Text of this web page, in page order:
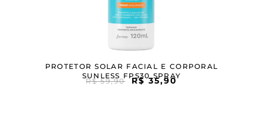
PROTETOR SOLAR FACIAL E CORPORAL
SUNLESS FPS30 SPRAY
R$59,90 R$35,90